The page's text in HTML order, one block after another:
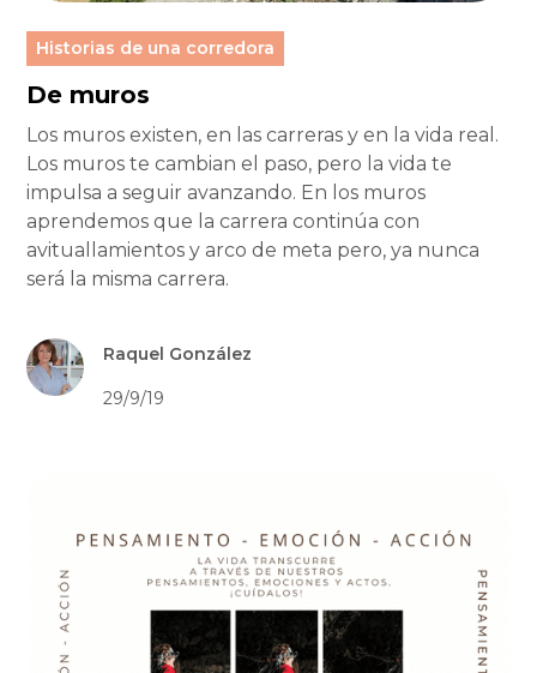
Historias de una corredora
De muros
Los muros existen, en las carreras y en la vida real.
Los muros te cambian el paso, pero la vida te
impulsa a seguir avanzando. En los muros
aprendemos que la carrera continúa con
avituallamientos y arco de meta pero, ya nunca
será la misma carrera.
Raquel González
29/9/19